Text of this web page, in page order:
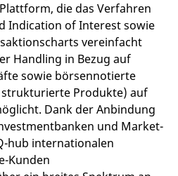
die das Verfahren
Indication of Interest sowie
vereinfacht
Handling in Bezug auf
sowie börsennotierte
Produkte) auf
Dank der Anbindung
und Market-
hub internationalen
Kunden